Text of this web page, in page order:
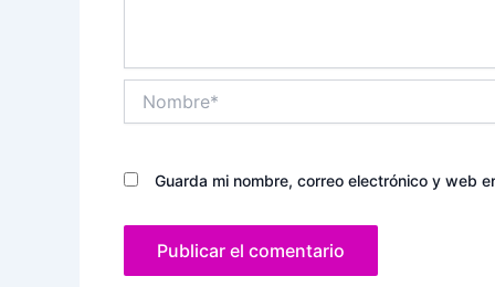
Guarda mi nombre, correo electrónico y web